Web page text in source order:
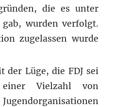
die es unter
wurden verfolgt.
zugelassen wurde
der Lüge, die FDJ sei
Vielzahl von